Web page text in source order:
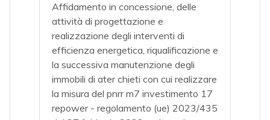
Affidamento in concessione, delle
attività di progettazione e
realizzazione degli interventi di
efficienza energetica, riqualificazione e
la successiva manutenzione degli
immobili di ater chieti con cui realizzare
la misura del pnrr m7 investimento 17
repower - regolamento (ue) 2023/435